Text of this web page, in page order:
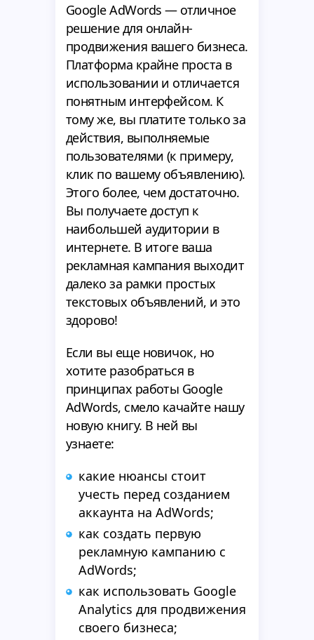
Google AdWords — отличное
решение для онлайн-
продвижения вашего бизнеса.
Платформа крайне проста в
использовании и отличается
понятным интерфейсом. К
тому же, вы платите только за
действия, выполняемые
пользователями (к примеру,
клик по вашему объявлению).
Этого более, чем достаточно.
Вы получаете доступ к
наибольшей аудитории в
интернете. В итоге ваша
рекламная кампания выходит
далеко за рамки простых
текстовых объявлений, и это
здорово!
Если вы еще новичок, но
хотите разобраться в
принципах работы Google
AdWords, смело качайте нашу
новую книгу. В ней вы
узнаете:
какие нюансы стоит
учесть перед созданием
аккаунта на AdWords;
как создать первую
рекламную кампанию с
AdWords;
как использовать Google
Analytics для продвижения
своего бизнеса;